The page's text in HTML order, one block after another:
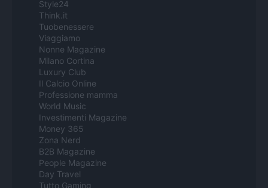
Style24
Think.it
Tuobenessere
Viaggiamo
Nonne Magazine
Milano Cortina
Luxury Club
Il Calcio Online
Professione mamma
World Music
Investimenti Magazine
Money 365
Zona Nerd
B2B Magazine
People Magazine
Day Travel
Tutto Gaming